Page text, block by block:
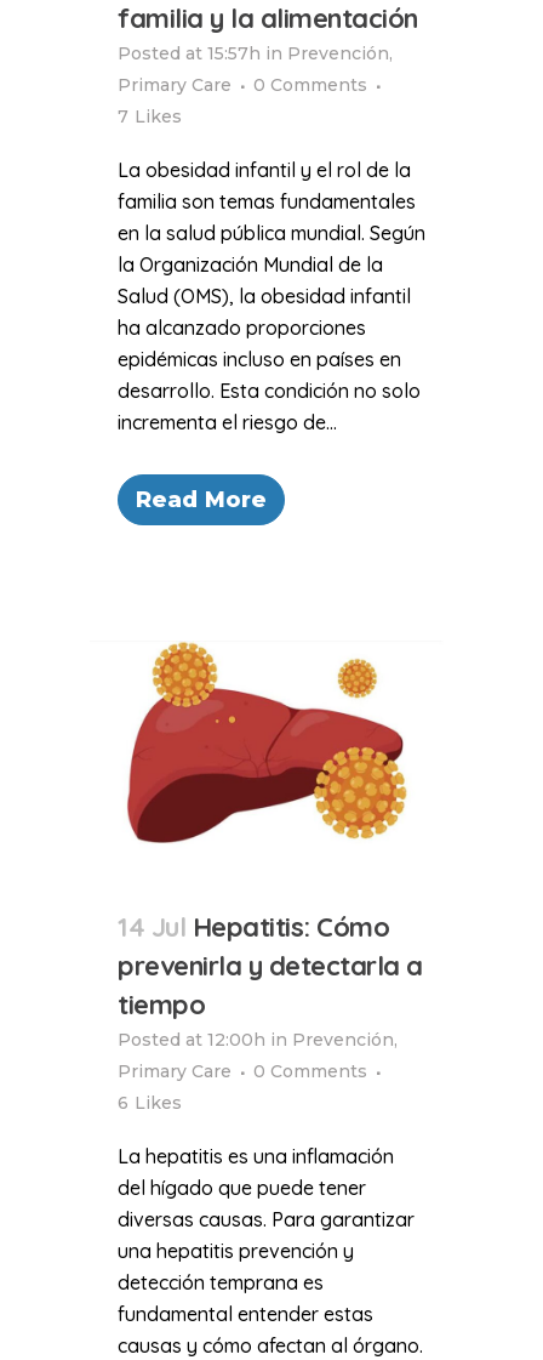
familia y la alimentación
Posted at 15:57h in Prevención,
Primary Care
0 Comments
7 Likes
La obesidad infantil y el rol de la
familia son temas fundamentales
en la salud pública mundial. Según
la Organización Mundial de la
Salud (OMS), la obesidad infantil
ha alcanzado proporciones
epidémicas incluso en países en
desarrollo. Esta condición no solo
incrementa el riesgo de...
Read More
14 Jul Hepatitis: Cómo
prevenirla y detectarla a
tiempo
Posted at 12:00h in Prevención,
Primary Care
0 Comments
6 Likes
La hepatitis es una inflamación
del hígado que puede tener
diversas causas. Para garantizar
una hepatitis prevención y
detección temprana es
fundamental entender estas
causas y cómo afectan al órgano.